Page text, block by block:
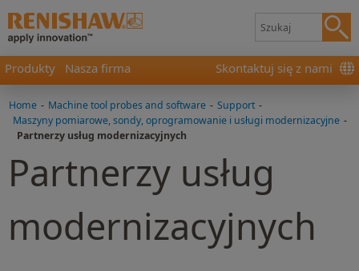
Produkty Nasza firma Skontaktuj się z nami
Home - Machine tool probes and software - Support -
Maszyny pomiarowe, sondy, oprogramowanie i usługi modernizacyjne -
Partnerzy usług modernizacyjnych
Partnerzy usług
modernizacyjnych